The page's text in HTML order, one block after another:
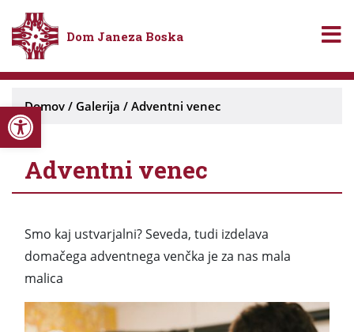
Open toolbar
Dom Janeza Boska
Domov / Galerija / Adventni venec
Adventni venec
Smo kaj ustvarjalni? Seveda, tudi izdelava
domačega adventnega venčka je za nas mala
malica